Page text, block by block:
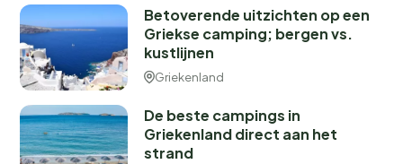
Betoverende uitzichten op een
Griekse camping; bergen vs.
kustlijnen
Griekenland
De beste campings in
Griekenland direct aan het
strand